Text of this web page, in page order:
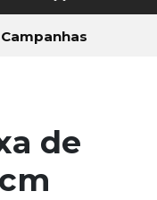
Campanhas
de